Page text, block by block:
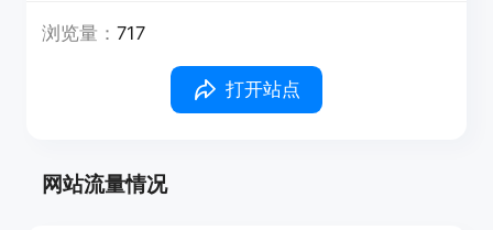
浏览量：717
打开站点
网站流量情况